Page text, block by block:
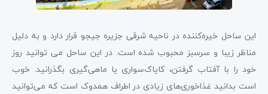
این ساحل خیره‌کننده در ناحیه شرقی جزیره جیجو قرار دارد و به دلیل
مناظر زیبا و سرسبز محبوب شده است. در این ساحل می توانید روز
خود را با آفتاب گرفتن، کایاک‌سواری یا ماهی‌گیری بگذرانید. خوب
است بدانید غذاخوری‌های زیادی در اطراف همدوک است که می‌توانید